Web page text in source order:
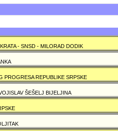
- SNSD - MILORAD DODIK
PROGRESA REPUBLIKE SRPSKE
ŠEŠELJ BIJELJINA